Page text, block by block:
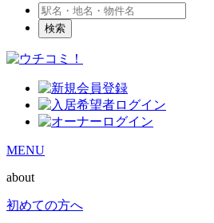
検索
MENU
about
初めての方へ